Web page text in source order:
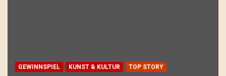
GEWINNSPIEL KUNST & KULTUR TOP STORY